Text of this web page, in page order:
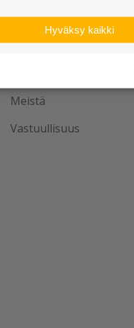
Tutustu meihin
Ura Ruduksella
Meistä
Vastuullisuus
Hyväksy kaikki